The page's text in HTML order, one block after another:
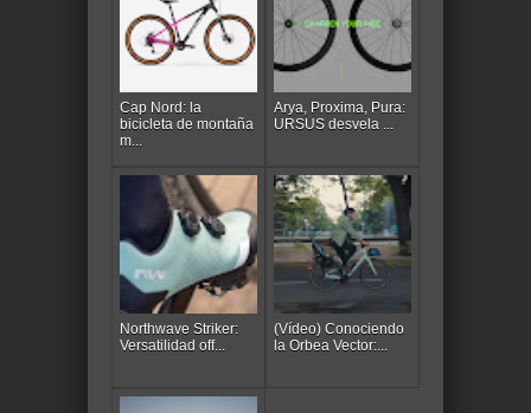
Cap Nord: la
bicicleta de montaña
m...
Arya, Proxima, Pura:
URSUS desvela ...
Northwave Striker:
Versatilidad off...
(Vídeo) Conociendo
la Orbea Vector:...